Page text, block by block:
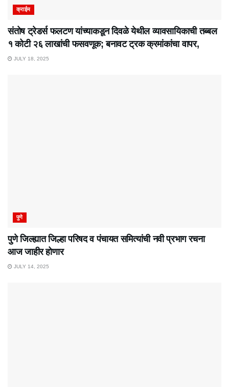
क्राईम
संतोष ट्रेडर्स फलटण यांच्याकडून दिवळे येथील व्यावसायिकाची तब्बल
१ कोटी २६ लाखांची फसवणूक; बनावट ट्रक क्रमांकांचा वापर,
JULY 18, 2025
पुणे
पुणे जिल्ह्यात जिल्हा परिषद व पंचायत समित्यांची नवी प्रभाग रचना
आज जाहीर होणार
JULY 14, 2025